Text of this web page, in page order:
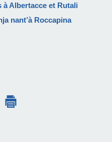
à Albertacce et Rutali
nant’à Roccapina